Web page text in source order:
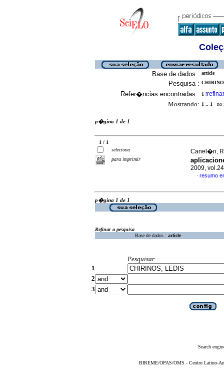
Base de dados : article
Pesquisa :
Refer�ncias encontradas : 1 [refinar
Mostrando: 1 .. 1 no
p�gina 1 de 1
1 / 1
seleciona
para imprimir
Canel�n,
2009,
· resumo
p�gina 1 de 1
Refinar a pesquisa
Base de dados : article
Pesquisar
1
2
3
Search
BIREME/OPAS/OMS - Centro Latino-